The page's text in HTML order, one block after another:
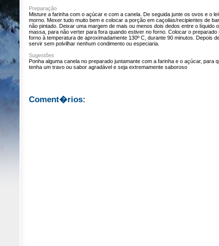
Preparação
Misture a farinha com o açúcar e com a canela. De seguida junte os ovos e o
morno. Mexer tudo muito bem e colocar a porção em caçoilas/recipientes de
não pintado. Deixar uma margem de mais ou menos dois dedos entre o líquido
massa, para não verter para fora quando estiver no forno. Colocar o preparado
forno à temperatura de aproximadamente 130º C, durante 90 minutos. Depois
servir sem polvilhar nenhum condimento ou especiaria.
Sugestões
Ponha alguma canela no preparado juntamante com a farinha e o açúcar, para
tenha um travo ou sabor agradável e seja extremamente saboroso
Coment�rios: